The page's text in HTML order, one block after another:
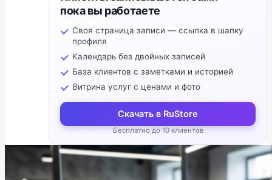
пока вы работаете
Своя страница записи — ссылка в шапку
профиля
Календарь без двойных записей
База клиентов с заметками и историей
Витрина услуг с ценами и фото
Скачать в RuStore
Бесплатно до 10 клиентов